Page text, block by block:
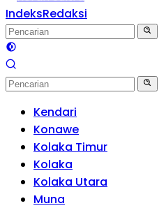
IndeksRedaksi
Kendari
Konawe
Kolaka Timur
Kolaka
Kolaka Utara
Muna